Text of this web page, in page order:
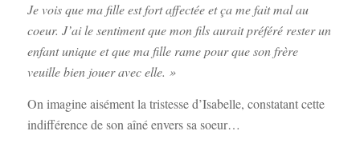
Je vois que ma fille est fort affectée et ça me fait mal au
coeur. J’ai le sentiment que mon fils aurait préféré rester un
enfant unique et que ma fille rame pour que son frère
veuille bien jouer avec elle. »
On imagine aisément la tristesse d’Isabelle, constatant cette
indifférence de son aîné envers sa soeur…